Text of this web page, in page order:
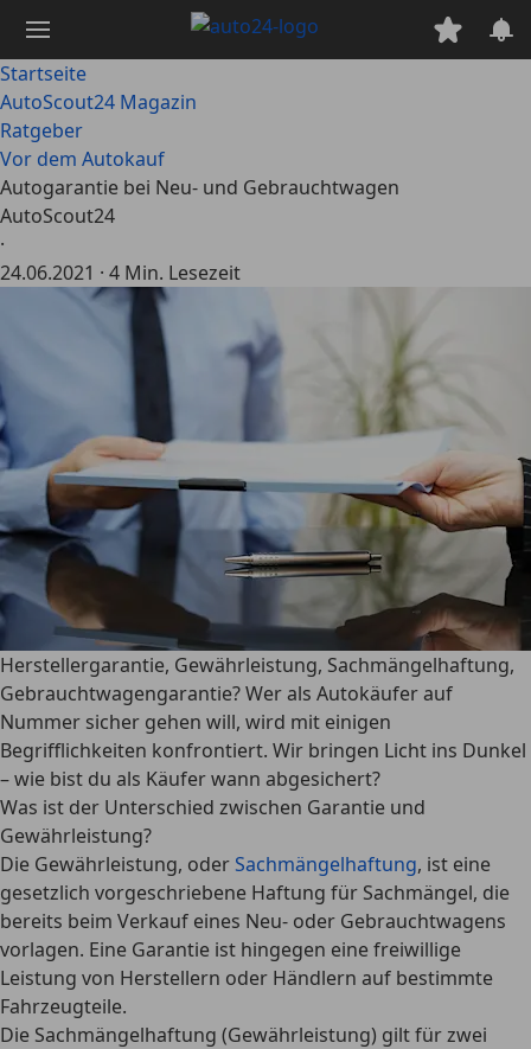
Hauptinhalt
springen
Startseite
AutoScout24 Magazin
Ratgeber
Vor dem Autokauf
Autogarantie bei Neu- und Gebrauchtwagen
AutoScout24
·
24.06.2021 · 4 Min. Lesezeit
Herstellergarantie, Gewährleistung, Sachmängelhaftung,
Gebrauchtwagengarantie? Wer als Autokäufer auf
Nummer sicher gehen will, wird mit einigen
Begrifflichkeiten konfrontiert. Wir bringen Licht ins Dunkel
– wie bist du als Käufer wann abgesichert?
Was ist der Unterschied zwischen Garantie und
Gewährleistung?
Die Gewährleistung, oderSachmängelhaftung, ist eine
gesetzlich vorgeschriebene Haftung für Sachmängel, die
bereits beim Verkauf eines Neu- oder Gebrauchtwagens
vorlagen. Eine Garantie ist hingegen einefreiwillige
Leistung von Herstellern oder Händlern auf bestimmte
Fahrzeugteile.
Die Sachmängelhaftung (Gewährleistung) gilt für zwei